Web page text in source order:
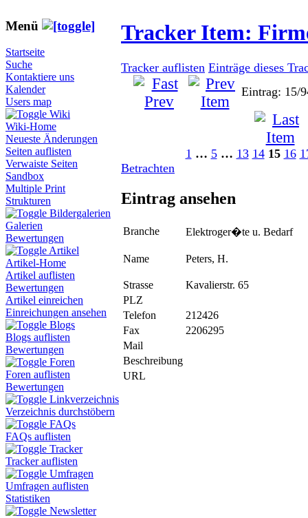
Menü
Startseite
Suche
Kontaktiere uns
Kalender
Users map
Wiki
Wiki-Home
Neueste Änderungen
Seiten auflisten
Verwaiste Seiten
Sandbox
Multiple Print
Strukturen
Bildergalerien
Galerien
Bewertungen
Artikel
Artikel-Home
Artikel auflisten
Bewertungen
Artikel einreichen
Einreichungen ansehen
Blogs
Blogs auflisten
Bewertungen
Foren
Foren auflisten
Bewertungen
Linkverzeichnis
Verzeichnis durchstöbern
FAQs
FAQs auflisten
Tracker
Tracker auflisten
Umfragen
Umfragen auflisten
Statistiken
Newsletter
Tracker Item:
Tracker auflisten Einträge dieses
Eintrag: 15/
1 … 5 … 13 14 15 16
Betrachten
Eintrag ansehen
Branche Elektroger�te u. Bedarf
Name Peters, H.
Strasse
Kavalierstr. 65
PLZ
Telefon
212426
Fax
2206295
Mail
Beschreibung
URL